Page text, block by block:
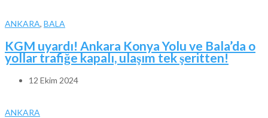
ANKARA, BALA
KGM uyardı! Ankara Konya Yolu ve Bala’da o
yollar trafiğe kapalı, ulaşım tek şeritten!
12 Ekim 2024
ANKARA